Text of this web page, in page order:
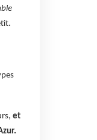
et